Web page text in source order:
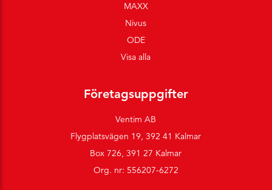
MAXX
Nivus
ODE
Visa alla
Företagsuppgifter
Ventim AB
Flygplatsvägen 19, 392 41 Kalmar
Box 726, 391 27 Kalmar
Org. nr: 556207-6272